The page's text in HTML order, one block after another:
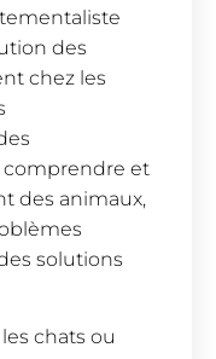
des
chez les
comprendre et
des animaux,
solutions
chats ou